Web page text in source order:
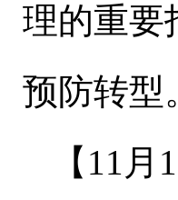
理的重要
预防转型
【 11 月